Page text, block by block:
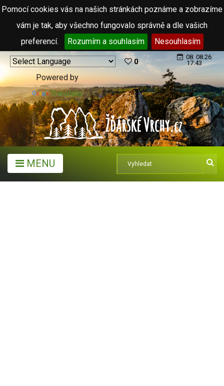
Pomocí cookies vás na našich stránkách poznáme a zobrazíme
vám je tak, aby všechno fungovalo správně a dle vašich
preferencí.
Rozumím a souhlasím Nesouhlasím
Powered by
Translate
0
08. 08.26
17:43
MENU